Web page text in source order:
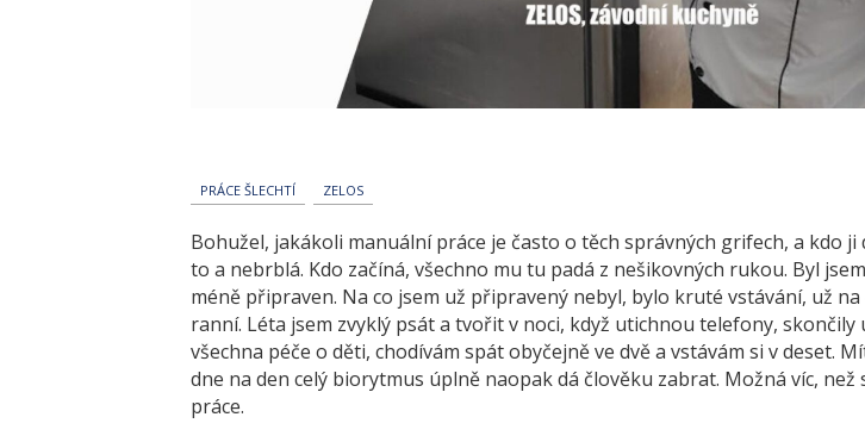
PRÁCE ŠLECHTÍ ZELOS
Bohužel, jakákoli manuální práce je často o těch správných grifech, a kdo ji
to a nebrblá. Kdo začíná, všechno mu tu padá z nešikovných rukou. Byl
méně připraven. Na co jsem už připravený nebyl, bylo kruté vstávání, už
ranní. Léta jsem zvyklý psát a tvořit v noci, když utichnou telefony, skončily
všechna péče o děti, chodívám spát obyčejně ve dvě a vstávám si v deset.
dne na den celý biorytmus úplně naopak dá člověku zabrat. Možná víc, než
práce.